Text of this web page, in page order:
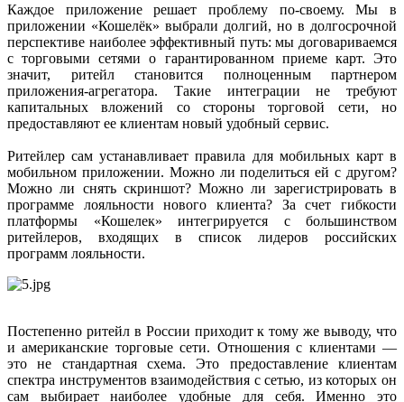
Каждое приложение решает проблему по-своему. Мы в
приложении «Кошелёк» выбрали долгий, но в долгосрочной
перспективе наиболее эффективный путь: мы договариваемся
с торговыми сетями о гарантированном приеме карт. Это
значит, ритейл становится полноценным партнером
приложения-агрегатора. Такие интеграции не требуют
капитальных вложений со стороны торговой сети, но
предоставляют ее клиентам новый удобный сервис.
Ритейлер сам устанавливает правила для мобильных карт в
мобильном приложении. Можно ли поделиться ей с другом?
Можно ли снять скриншот? Можно ли зарегистрировать в
программе лояльности нового клиента? За счет гибкости
платформы «Кошелек» интегрируется с большинством
ритейлеров, входящих в список лидеров российских
программ лояльности.
Постепенно ритейл в России приходит к тому же выводу, что
и американские торговые сети. Отношения с клиентами —
это не стандартная схема. Это предоставление клиентам
спектра инструментов взаимодействия с сетью, из которых он
сам выбирает наиболее удобные для себя. Именно это